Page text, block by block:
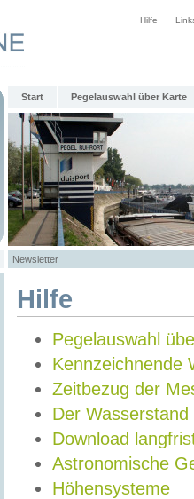
Hilfe
Start Pegelauswahl über Karte
Newsletter
Hilfe
Pegelauswahl
Kennzeichnende
Zeitbezug der
Der Wasserstand
Download
Astronomische
Höhensysteme